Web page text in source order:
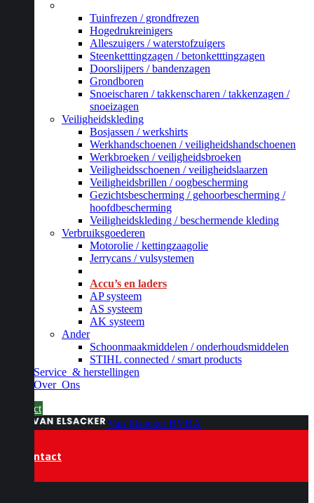
Tuinfrezen / grondfrezen
Hogedrukreinigers
Alleszuigers / waterstofzuigers
Steenketttingzagen / betonketttingzagen
Doorslijpers / bandenzagen
Grondboren
Snoeischaren / takkenscharen / takkenzagen /
snoeizagen
Veiligheidskleding
Bosjassen / werkshirts
Werkhandschoenen / veiligheidshandschoenen
Werkbroeken / veiligheidsbroeken
Veiligheidsschoenen / veiligheidslaarzen
Veiligheidsbrillen / oogbescherming
Gezichtsbescherming / gehoorbescherming /
hoofdbescherming
Veiligheidskleding / beschermende kleding
Verbruiksgoederen
Motorolie / kettingzaagolie
Jerrycans / vulsystemen
Accu’s en laders
AP systeem
AS systeem
AK systeem
Ander
Schoonmaakmiddelen / onderhoudsmiddelen
STIHL connected / smart products
Service & herstellingen
Over Ons
Contact
Van Elsacker BVBA
Contact